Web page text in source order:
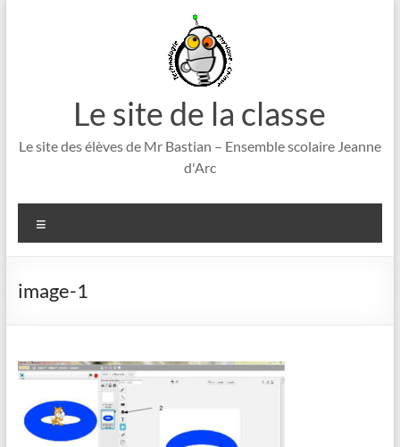
Le site de la classe
Le site des élèves de Mr Bastian – Ensemble scolaire Jeanne
d'Arc
image-1